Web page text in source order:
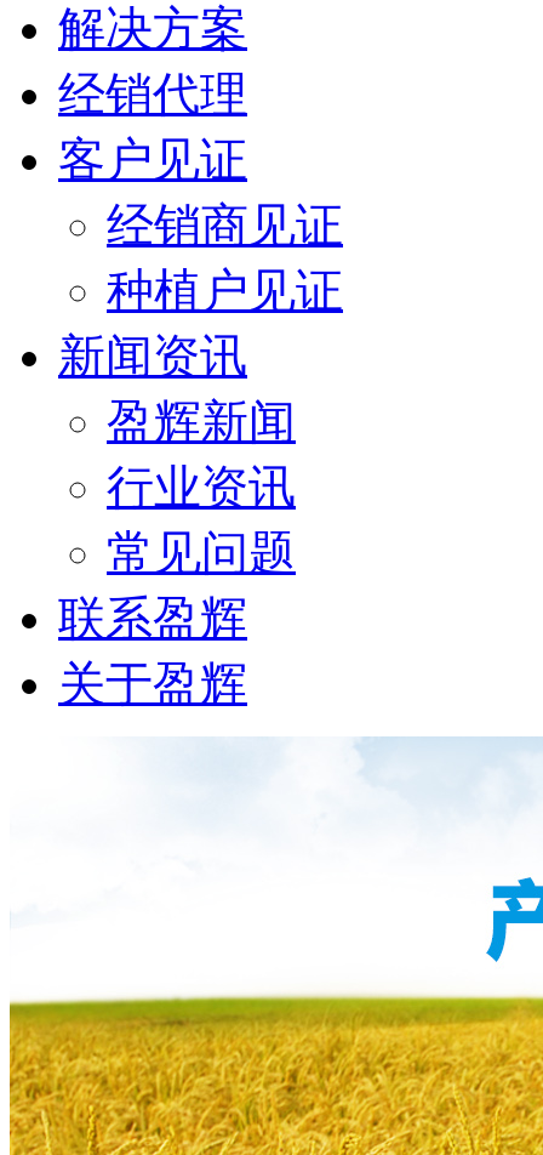
解决方案
经销代理
客户见证
经销商见证
种植户见证
新闻资讯
盈辉新闻
行业资讯
常见问题
联系盈辉
关于盈辉